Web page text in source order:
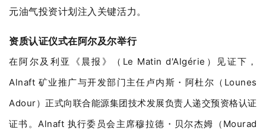
元油气投资计划注入关键活力。
资质认证仪式在阿尔及尔举行
在阿尔及利亚《晨报》（Le Matin d'Algérie）见证下，
Alnaft 矿业推广与开发部门主任卢内斯・阿杜尔（Lounes
Adour）正式向联合能源集团技术发展负责人递交预资格认证
证书。Alnaft 执行委员会主席穆拉德・贝尔杰姆（Mourad